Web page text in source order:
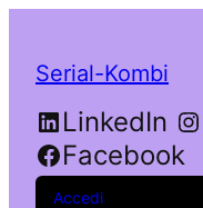
Serial-Kombi
LinkedIn
Facebook
Accedi